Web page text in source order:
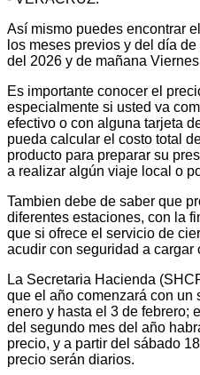
Así mismo puedes encontrar
los meses previos y del día
del 2026 y de mañana
Es importante conocer el
especialmente si usted va
efectivo o con alguna tarjeta
pueda calcular el costo total
producto para preparar su
a realizar algún viaje local o
Tambien debe de saber que
diferentes estaciones, con la
que si ofrece el servicio de
acudir con seguridad a cargar
La Secretaria Hacienda
que el año comenzará con un
enero y hasta el 3 de febrero;
del segundo mes del año
precio, y a partir del sábado
precio serán diarios.